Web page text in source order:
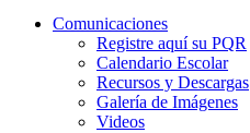
Comunicaciones
Registre aquí su PQR
Calendario Escolar
Recursos y Descargas
Galería de Imágenes
Videos